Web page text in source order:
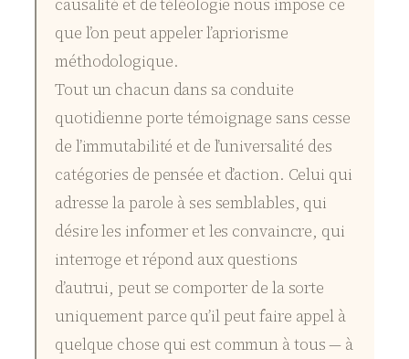
causalité et de téléologie nous impose ce
que l’on peut appeler l’apriorisme
méthodologique.
Tout un chacun dans sa conduite
quotidienne porte témoignage sans cesse
de l’immutabilité et de l’universalité des
catégories de pensée et d’action. Celui qui
adresse la parole à ses semblables, qui
désire les informer et les convaincre, qui
interroge et répond aux questions
d’autrui, peut se comporter de la sorte
uniquement parce qu’il peut faire appel à
quelque chose qui est commun à tous — à